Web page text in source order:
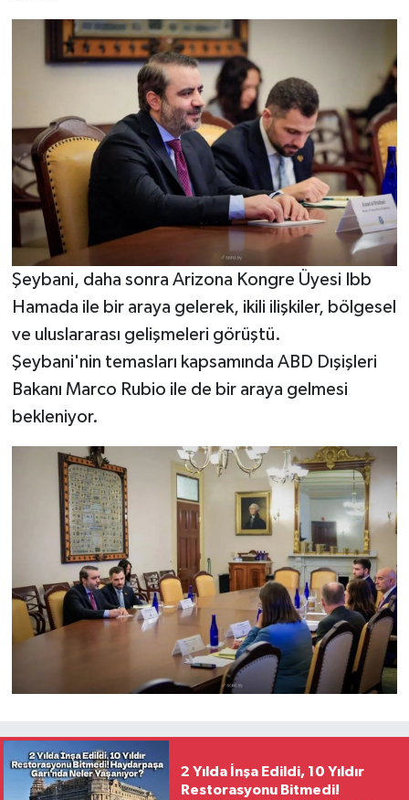
Şeybani, daha sonra Arizona Kongre Üyesi Ibb
Hamada ile bir araya gelerek, ikili ilişkiler, bölgesel
ve uluslararası gelişmeleri görüştü.
Şeybani'nin temasları kapsamında ABD Dışişleri
Bakanı Marco Rubio ile de bir araya gelmesi
bekleniyor.
2 Yılda İnşa Edildi, 10 Yıldır
Restorasyonu Bitmedi!